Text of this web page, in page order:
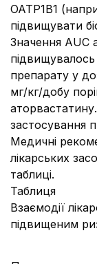
OATP1B1
підвищувати
Значення AUC
препарату у
мг/кг/добу
застосування
Медичні
лікарських
таблиці.
Таблиця
Взаємодії
підвищеним